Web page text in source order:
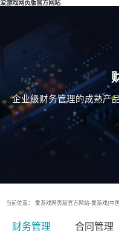
爱游戏网页版官方网站
企业级财务管理的成熟产
当前位置： 爱游戏网页版官方网站-爱游戏(中
财务管理 合同管理